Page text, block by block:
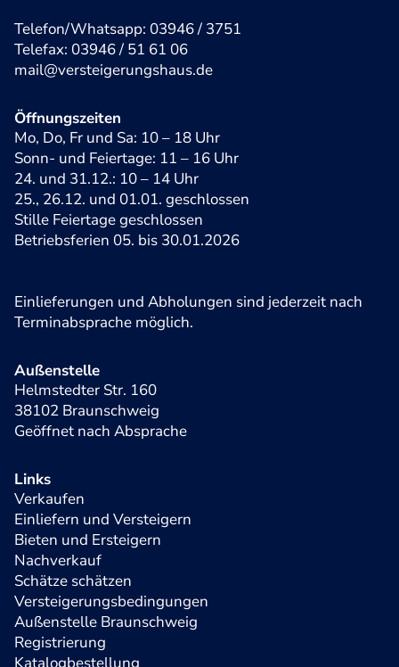
Telefon/Whatsapp: 03946 / 3751
Telefax: 03946 / 51 61 06
mail@versteigerungshaus.de
Öffnungszeiten
Mo, Do, Fr und Sa: 10 – 18 Uhr
Sonn- und Feiertage: 11 – 16 Uhr
24. und 31.12.: 10 – 14 Uhr
25., 26.12. und 01.01. geschlossen
Stille Feiertage geschlossen
Betriebsferien 05. bis 30.01.2026
Einlieferungen und Abholungen sind jederzeit nach
Terminabsprache möglich.
Außenstelle
Helmstedter Str. 160
38102 Braunschweig
Geöffnet nach Absprache
Links
Verkaufen
Einliefern und Versteigern
Bieten und Ersteigern
Nachverkauf
Schätze schätzen
Versteigerungsbedingungen
Außenstelle Braunschweig
Registrierung